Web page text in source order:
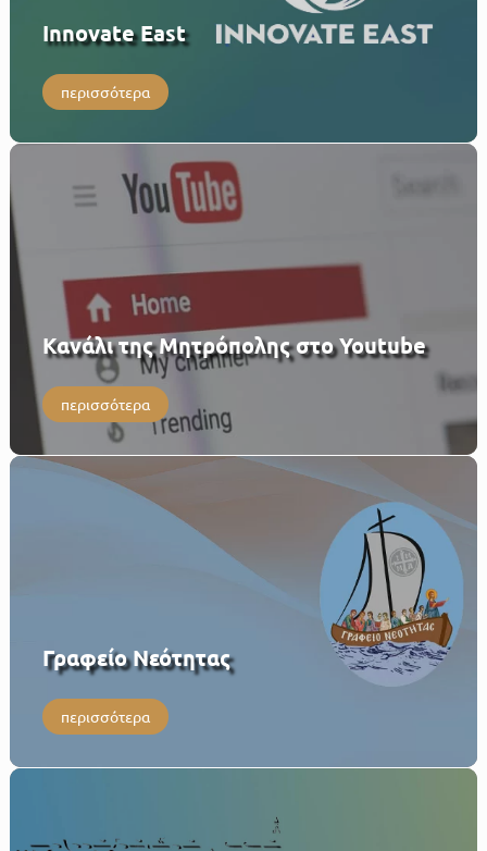
Innovate East
περισσότερα
Κανάλι της Μητρόπολης στο Youtube
περισσότερα
Γραφείο Νεότητας
περισσότερα